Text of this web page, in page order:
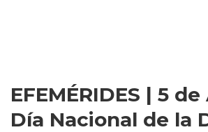
EFEMÉRIDES | 5
Día Nacional de la